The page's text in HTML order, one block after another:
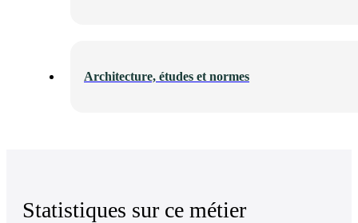
Architecture, études et normes
Statistiques sur ce métier